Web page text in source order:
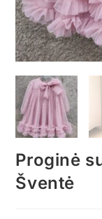
Proginė
Šventė